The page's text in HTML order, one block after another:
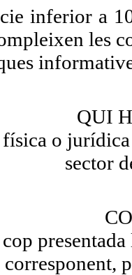
inferior a
les
QUI
física o
sector